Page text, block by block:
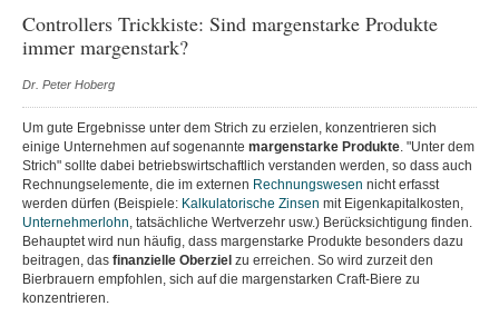
Controllers Trickkiste: Sind margenstarke Produkte
immer margenstark?
Dr. Peter Hoberg
Um gute Ergebnisse unter dem Strich zu erzielen, konzentrieren sich
einige Unternehmen auf sogenannte margenstarke Produkte. "Unter dem
Strich" sollte dabei betriebswirtschaftlich verstanden werden, so dass auch
Rechnungselemente, die im externen Rechnungswesen nicht erfasst
werden dürfen (Beispiele: Kalkulatorische Zinsen mit Eigenkapitalkosten,
Unternehmerlohn, tatsächliche Wertverzehr usw.) Berücksichtigung finden.
Behauptet wird nun häufig, dass margenstarke Produkte besonders dazu
beitragen, das finanzielle Oberziel zu erreichen. So wird zurzeit den
Bierbrauern empfohlen, sich auf die margenstarken Craft-Biere zu
konzentrieren.